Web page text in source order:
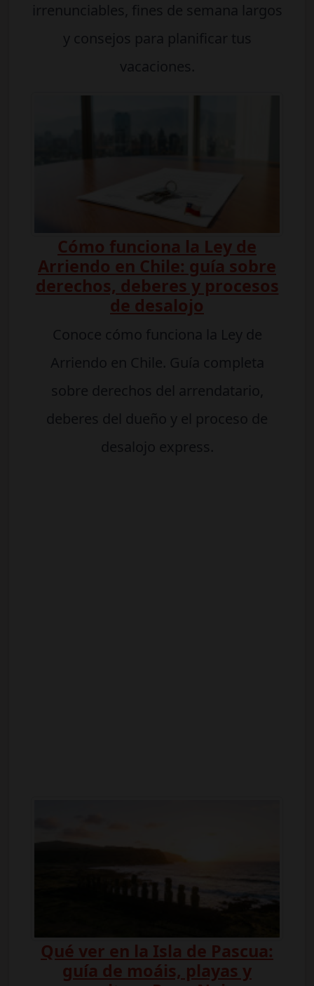
irrenunciables, fines de semana largos
y consejos para planificar tus
vacaciones.
Cómo funciona la Ley de
Arriendo en Chile: guía sobre
derechos, deberes y procesos
de desalojo
Conoce cómo funciona la Ley de
Arriendo en Chile. Guía completa
sobre derechos del arrendatario,
deberes del dueño y el proceso de
desalojo express.
Qué ver en la Isla de Pascua:
guía de moáis, playas y